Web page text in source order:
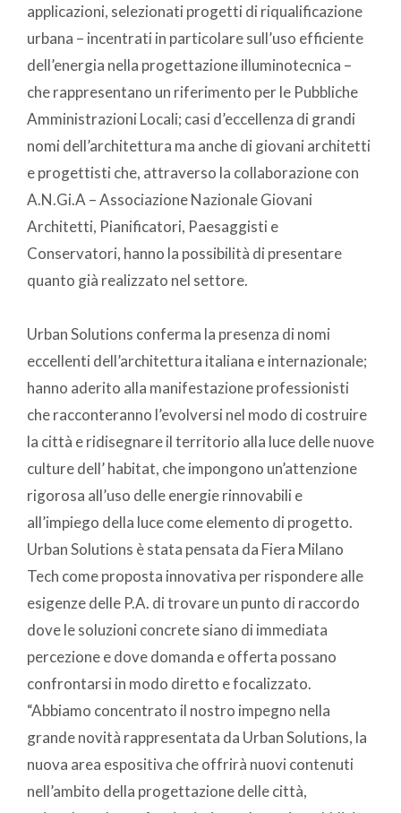
applicazioni, selezionati progetti di riqualificazione
urbana – incentrati in particolare sull’uso efficiente
dell’energia nella progettazione illuminotecnica –
che rappresentano un riferimento per le Pubbliche
Amministrazioni Locali; casi d’eccellenza di grandi
nomi dell’architettura ma anche di giovani architetti
e progettisti che, attraverso la collaborazione con
A.N.Gi.A – Associazione Nazionale Giovani
Architetti, Pianificatori, Paesaggisti e
Conservatori, hanno la possibilità di presentare
quanto già realizzato nel settore.
Urban Solutions conferma la presenza di nomi
eccellenti dell’architettura italiana e internazionale;
hanno aderito alla manifestazione professionisti
che racconteranno l’evolversi nel modo di costruire
la città e ridisegnare il territorio alla luce delle nuove
culture dell’ habitat, che impongono un’attenzione
rigorosa all’uso delle energie rinnovabili e
all’impiego della luce come elemento di progetto.
Urban Solutions è stata pensata da Fiera Milano
Tech come proposta innovativa per rispondere alle
esigenze delle P.A. di trovare un punto di raccordo
dove le soluzioni concrete siano di immediata
percezione e dove domanda e offerta possano
confrontarsi in modo diretto e focalizzato.
“Abbiamo concentrato il nostro impegno nella
grande novità rappresentata da Urban Solutions, la
nuova area espositiva che offrirà nuovi contenuti
nell’ambito della progettazione delle città,